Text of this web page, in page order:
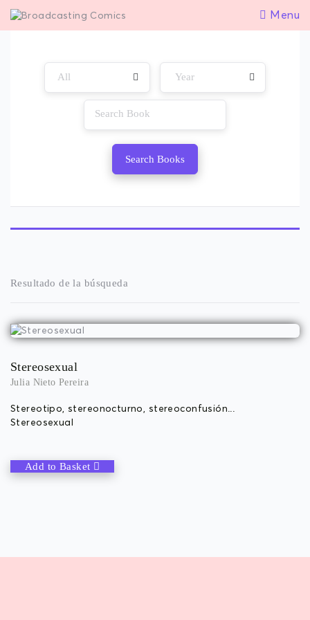
Menu
Search Books
Resultado de la búsqueda
Stereosexual
Julia Nieto Pereira
Stereotipo, stereonocturno, stereoconfusión...
Stereosexual
Add to Basket